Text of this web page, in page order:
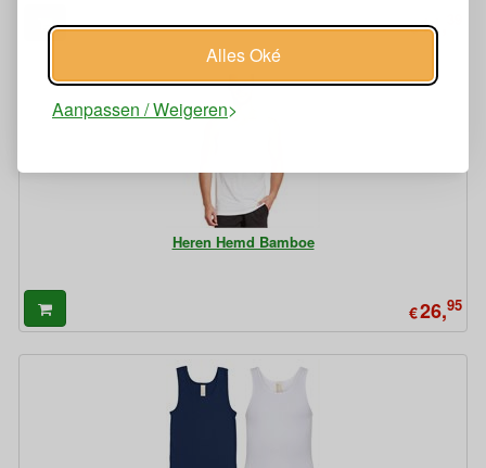
Alles Oké
Aanpassen / Weigeren
€11,
Heren Hemd Bamboe
€26,95